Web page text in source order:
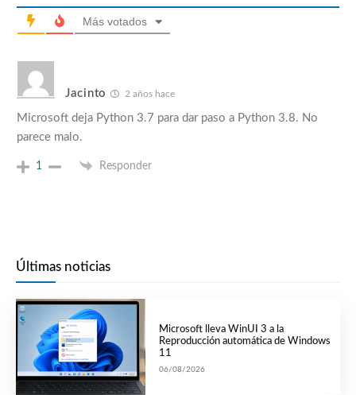
Más votados
Jacinto 2 años hace
Microsoft deja Python 3.7 para dar paso a Python 3.8. No
parece malo.
1 Responder
Últimas noticias
Microsoft lleva WinUI 3 a la
Reproducción automática de Windows
11
06/08/2026